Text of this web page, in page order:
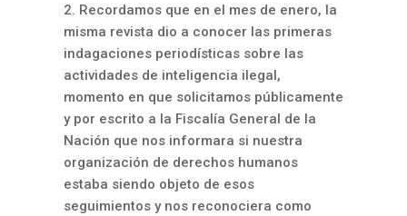
2. Recordamos que en el mes de enero, la
misma revista dio a conocer las primeras
indagaciones periodísticas sobre las
actividades de inteligencia ilegal,
momento en que solicitamos públicamente
y por escrito a la Fiscalía General de la
Nación que nos informara si nuestra
organización de derechos humanos
estaba siendo objeto de esos
seguimientos y nos reconociera como